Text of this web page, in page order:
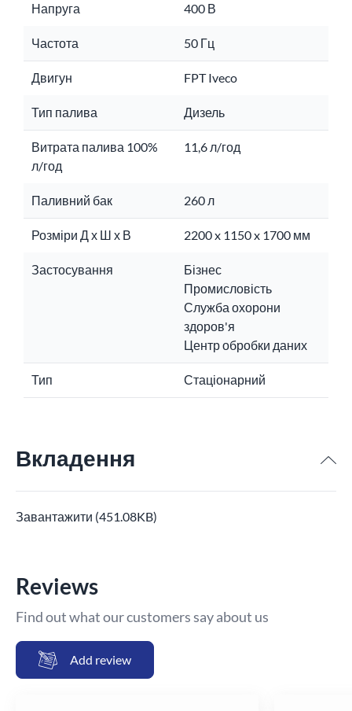
Напруга 400 В
Частота 50 Гц
Двигун FPT Iveco
Тип палива Дизель
Витрата палива 100%
л/год
11,6 л/год
Паливний бак 260 л
Розміри Д х Ш х В 2200 x 1150 x 1700 мм
Застосування
Бізнес
Промисловість
Служба охорони
здоров'я
Центр обробки даних
Тип Стаціонарний
Вкладення
Завантажити (451.08KB)
Reviews
Find out what our customers say about us
Add review